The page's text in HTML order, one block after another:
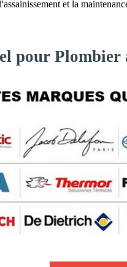
et la
pour Plombier